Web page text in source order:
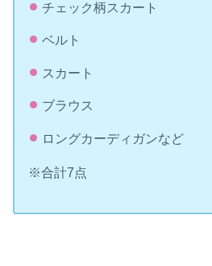
チェック柄スカート
ベルト
スカート
ブラウス
ロングカーディガンなど
※合計7点